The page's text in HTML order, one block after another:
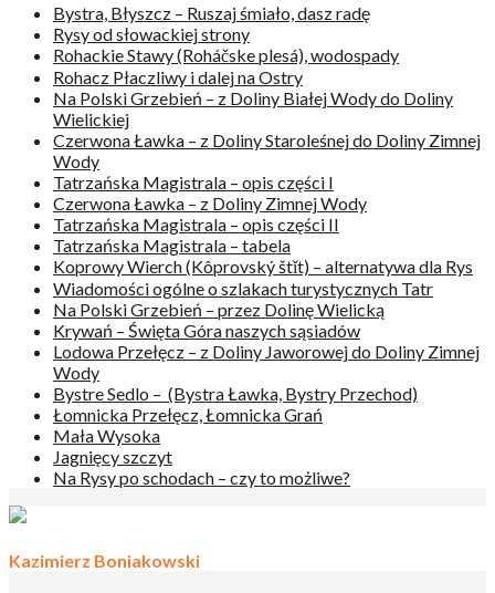
Bystra, Błyszcz – Ruszaj śmiało, dasz radę
Rysy od słowackiej strony
Rohackie Stawy (Roháčske plesá), wodospady
Rohacz Płaczliwy i dalej na Ostry
Na Polski Grzebień – z Doliny Białej Wody do Doliny
Wielickiej
Czerwona Ławka – z Doliny Staroleśnej do Doliny Zimnej
Wody
Tatrzańska Magistrala – opis części I
Czerwona Ławka – z Doliny Zimnej Wody
Tatrzańska Magistrala – opis części II
Tatrzańska Magistrala – tabela
Koprowy Wierch (Kôprovský štǐt) – alternatywa dla Rys
Wiadomości ogólne o szlakach turystycznych Tatr
Na Polski Grzebień – przez Dolinę Wielicką
Krywań – Święta Góra naszych sąsiadów
Lodowa Przełęcz – z Doliny Jaworowej do Doliny Zimnej
Wody
Bystre Sedlo – (Bystra Ławka, Bystry Przechod)
Łomnicka Przełęcz, Łomnicka Grań
Mała Wysoka
Jagnięcy szczyt
Na Rysy po schodach – czy to możliwe?
Kazimierz Boniakowski